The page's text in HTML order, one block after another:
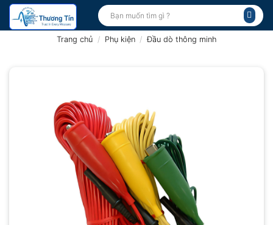
Bỏ
qua
Tìm
kiếm:
Trang chủ / Phụ kiện / Đầu dò thông minh